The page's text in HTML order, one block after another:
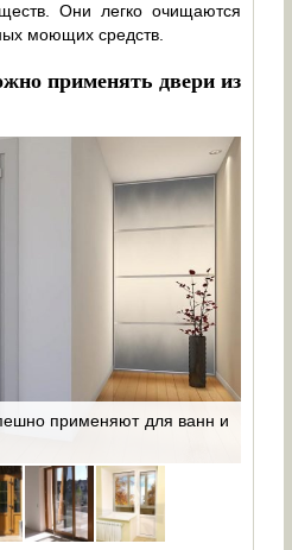
Они легко очищаются
моющих средств.
применять двери из
применяют для ванн и